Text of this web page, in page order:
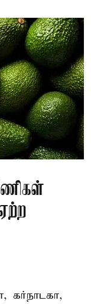
கர்நாடகா,